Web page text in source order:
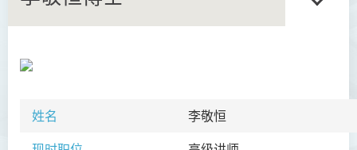
姓名 李敬恒
院长的话
课程概览